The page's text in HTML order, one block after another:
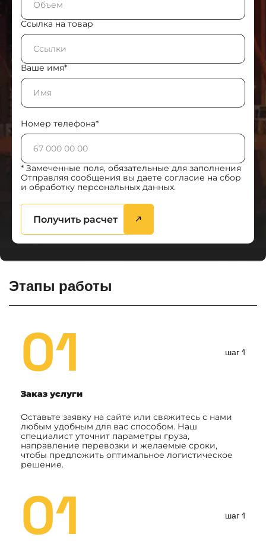
Ссылка на товар
Ваше имя*
Номер телефона*
* Замеченные поля, обязательные для заполнения
Отправляя сообщения вы даете согласие на сбор
и обработку персональных данных.
Получить расчет
Этапы работы
01 шаг 1
Заказ услуги
Оставьте заявку на сайте или свяжитесь с нами
любым удобным для вас способом. Наш
специалист уточнит параметры груза,
направление перевозки и желаемые сроки,
чтобы предложить оптимальное логистическое
решение.
01 шаг 1